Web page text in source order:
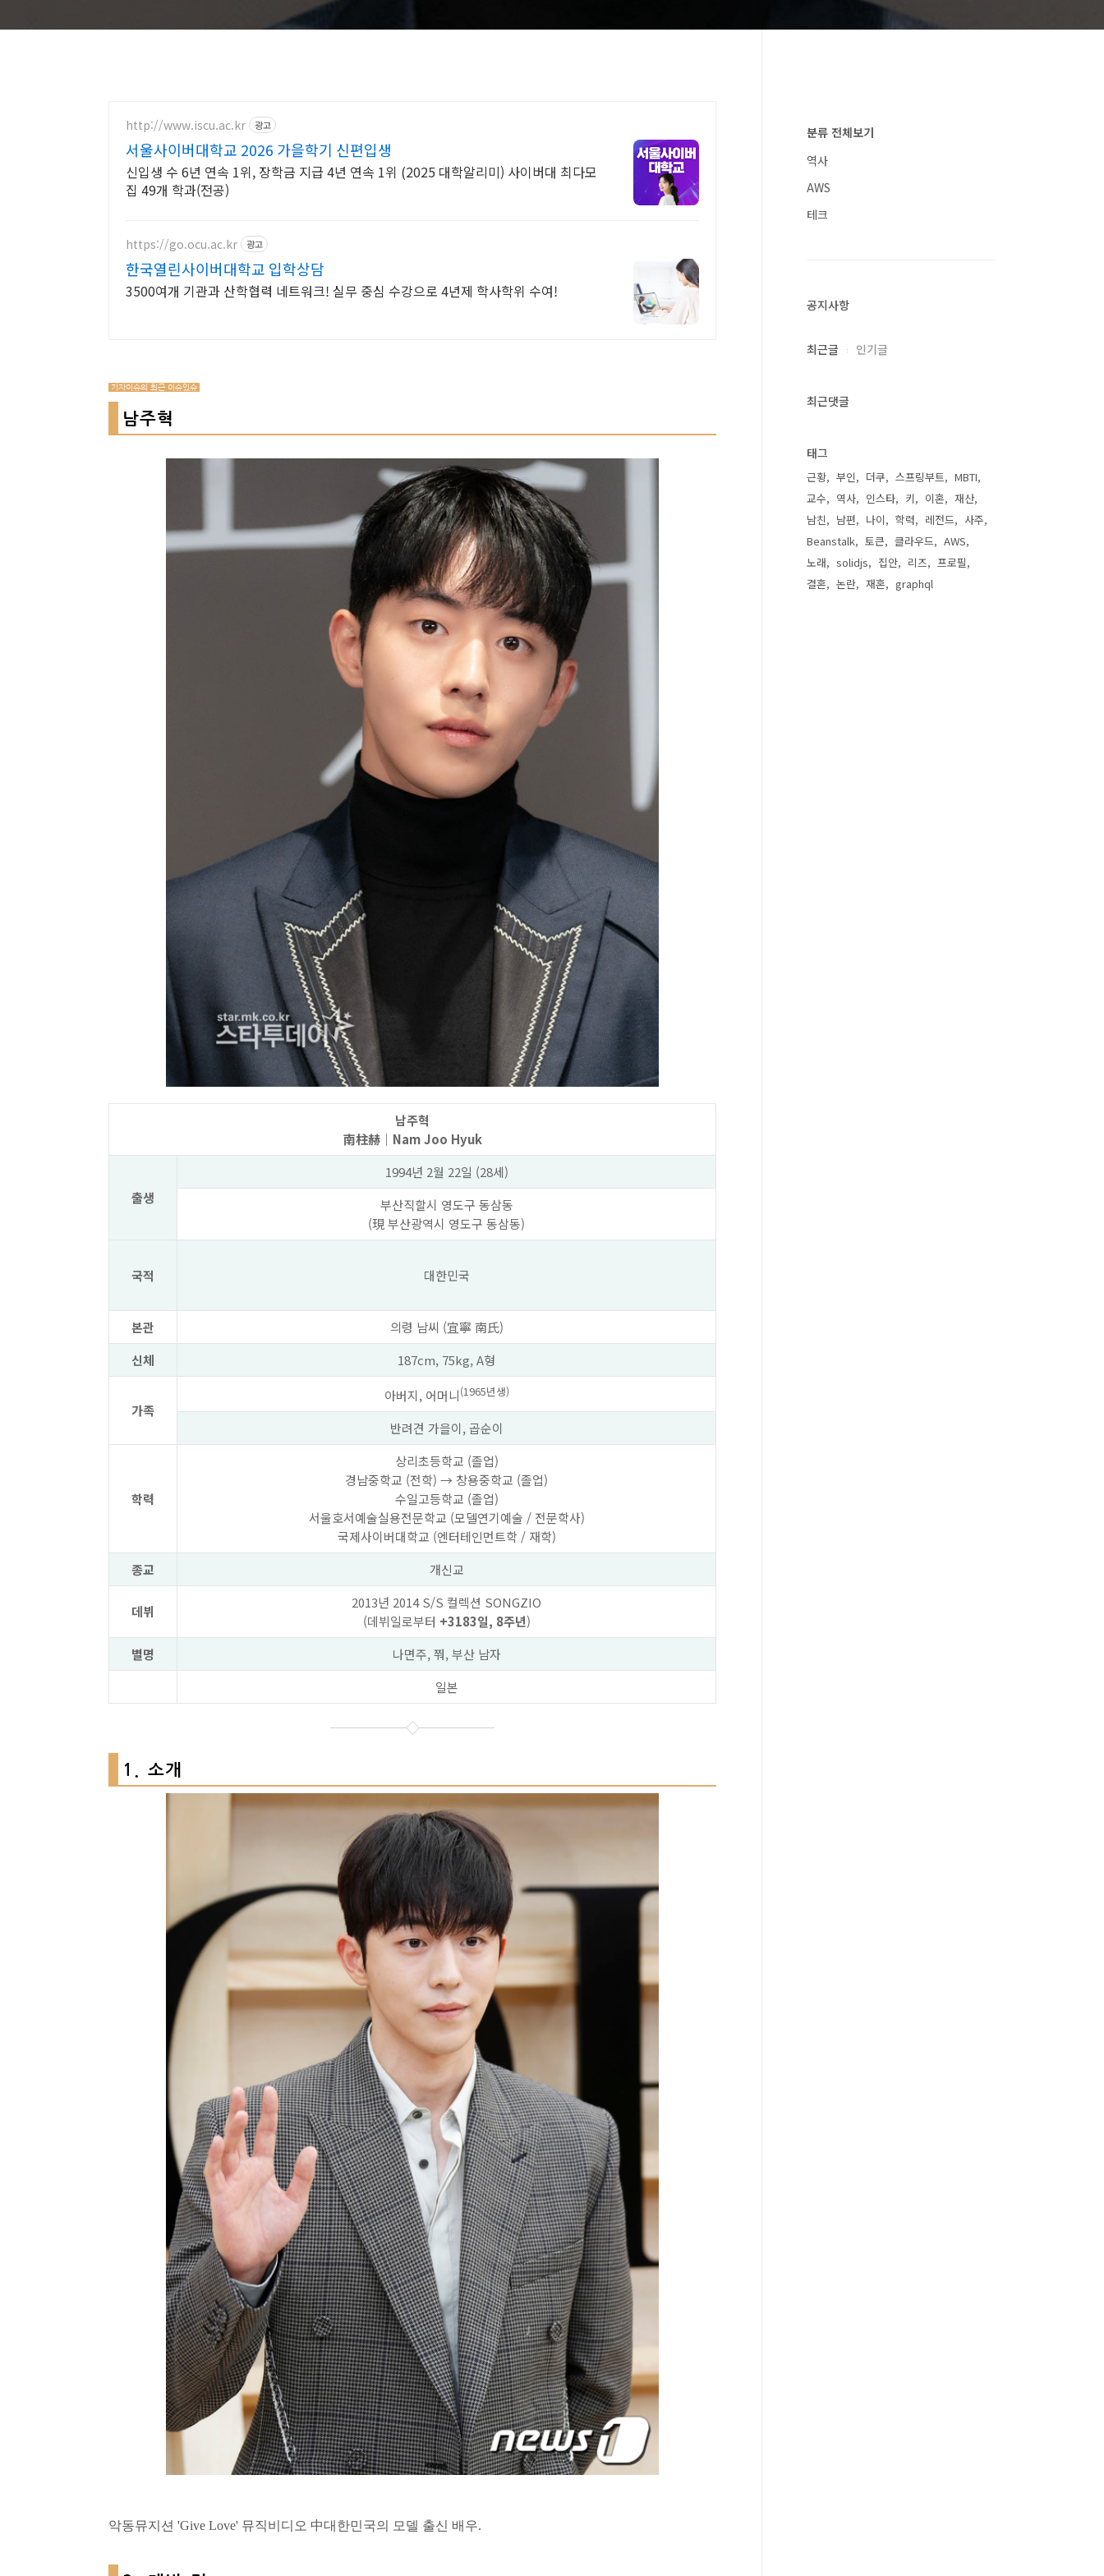
http://www.iscu.ac.kr 광고
서울사이버대학교 2026 가을학기 신편입생
신입생 수 6년 연속 1위, 장학금 지급 4년 연속 1위 (2025 대학알리미) 사이버대 최다모
집 49개 학과(전공)
https://go.ocu.ac.kr 광고
한국열린사이버대학교 입학상담
3500여개 기관과 산학협력 네트워크! 실무 중심 수강으로 4년제 학사학위 수여!
기자이슈의 최근 이슈있슈
남주혁
남주혁
南柱赫｜Nam Joo Hyuk
출생
1994년 2월 22일 (28세)
부산직할시 영도구 동삼동
(現부산광역시 영도구 동삼동)
국적 대한민국
본관 의령 남씨 (宜寧 南氏)
신체
187cm, 75kg, A형
가족
아버지, 어머니(1965년생)
반려견 가을이, 곱순이
학력
상리초등학교 (졸업)
경남중학교 (전학) → 창용중학교 (졸업)
수일고등학교 (졸업)
서울호서예술실용전문학교 (모델연기예술 / 전문학사)
국제사이버대학교 (엔터테인먼트학 / 재학)
종교
개신교
데뷔
2013년 2014 S/S 컬렉션 SONGZIO
(데뷔일로부터 +3183일, 8주년)
별명
나면주, 쭤, 부산남자
일본
1. 소개
악동뮤지션 'Give Love' 뮤직비디오 中대한민국의 모델 출신 배우.
분류 전체보기
역사
AWS
테크
공지사항
최근글 인기글
최근댓글
태그
근황 부인 더쿠 스프링부트
MBTI
교수
역사 인스타 키 이혼
재산
남친
남편 나이 학력 레전드
사주
Beanstalk
토큰 클라우드
AWS
노래
solidjs 집안 리즈
프로필
결혼
논란 재혼 graphql